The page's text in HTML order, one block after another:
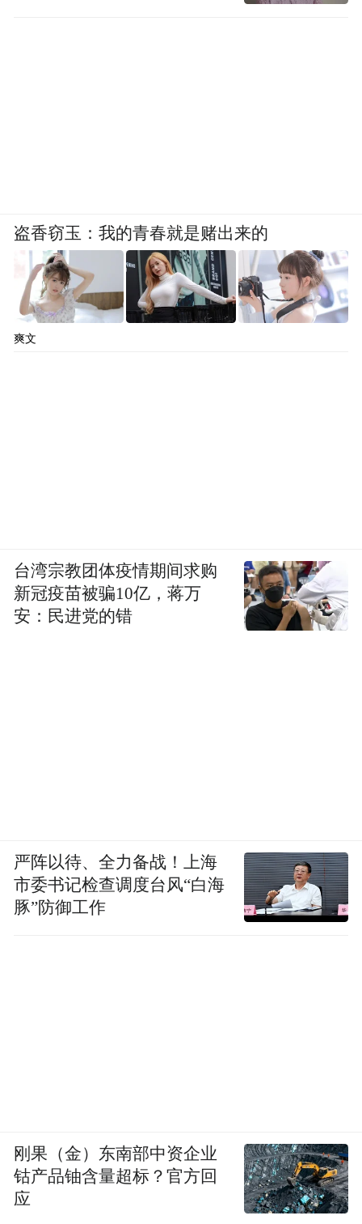
盗香窃玉：我的青春就是赌出来的
爽文
台湾宗教团体疫情期间求购
新冠疫苗被骗10亿，蒋万
安：民进党的错
严阵以待、全力备战！上海
市委书记检查调度台风“白海
豚”防御工作
刚果（金）东南部中资企业
钴产品铀含量超标？官方回
应